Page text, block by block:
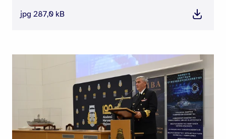
jpg 287,0 kB
Pobierz